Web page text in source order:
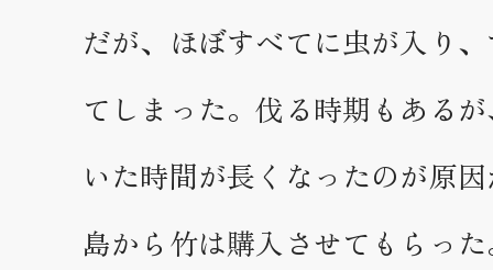
だが、ほぼすべてに虫が入り
てしまった。伐る時期もある
いた時間が長くなったのが原
島から竹は購入させてもらっ